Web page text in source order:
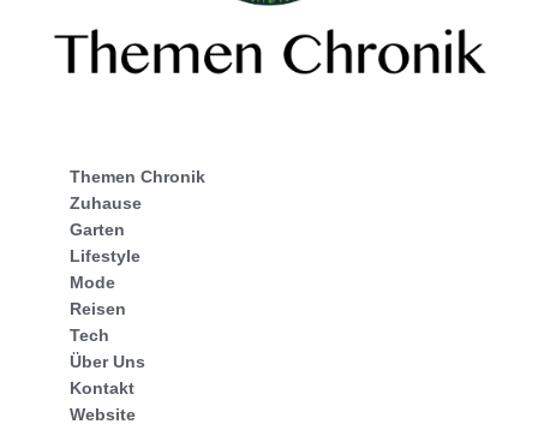
Themen Chronik
Zuhause
Garten
Lifestyle
Mode
Reisen
Tech
Über Uns
Kontakt
Website